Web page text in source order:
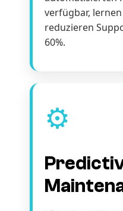
verfügbar,
reduzieren
60%.
⚙️